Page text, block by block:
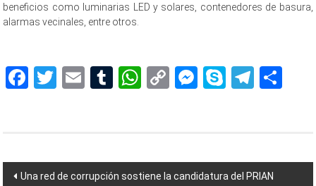
beneficios como luminarias LED y solares, contenedores de basura,
alarmas vecinales, entre otros.
Facebook
Twitter
EmailTumblr
WhatsApp
CopyMessenger
Skype
Navegación
Una red de corrupción sostiene la candidatura del PRIAN